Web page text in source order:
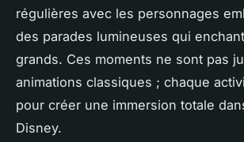
régulières avec les personnages
des parades lumineuses qui
grands. Ces moments ne sont pas
animations classiques ; chaque
pour créer une immersion totale
Disney.